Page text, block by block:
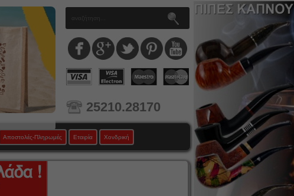
25210.28170
Αποστολές-Πληρωμές Εταιρία Χονδρική